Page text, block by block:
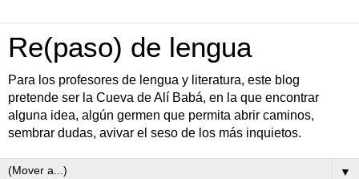
Re(paso) de lengua
Para los profesores de lengua y literatura, este blog
pretende ser la Cueva de Alí Babá, en la que encontrar
alguna idea, algún germen que permita abrir caminos,
sembrar dudas, avivar el seso de los más inquietos.
▼